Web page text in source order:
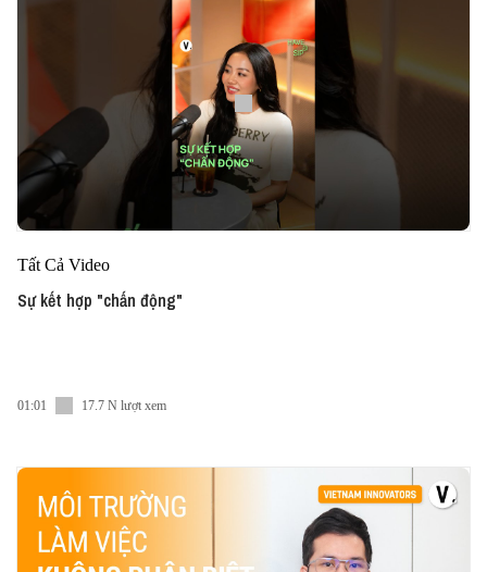
Tất Cả Video
Sự kết hợp "chấn động"
01:01 17.7 N lượt xem